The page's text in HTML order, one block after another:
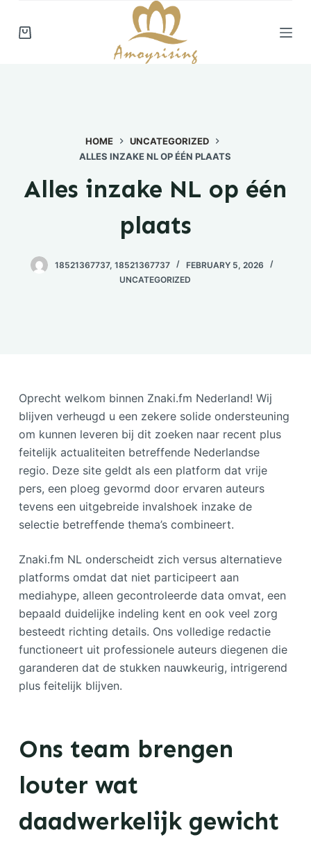
k
HOME
UNCATEGORIZED
ALLES INZAKE NL OP ÉÉN PLAATS
Alles inzake NL op één
plaats
18521367737, 18521367737
FEBRUARY 5, 2026
UNCATEGORIZED
Oprecht welkom binnen Znaki.fm Nederland! Wij
blijven verheugd u een zekere solide ondersteuning
om kunnen leveren bij dit zoeken naar recent plus
feitelijk actualiteiten betreffende Nederlandse
regio. Deze site geldt als een platform dat vrije
pers, een ploeg gevormd door ervaren auteurs
tevens een uitgebreide invalshoek inzake de
selectie betreffende thema’s combineert.
Znaki.fm NL onderscheidt zich versus alternatieve
platforms omdat dat niet participeert aan
mediahype, alleen gecontroleerde data omvat, een
bepaald duidelijke indeling kent en ook veel zorg
besteedt richting details. Ons volledige redactie
functioneert uit professionele auteurs diegenen die
garanderen dat de stukken nauwkeurig, intrigerend
plus feitelijk blijven.
Ons team brengen
louter wat
daadwerkelijk gewicht